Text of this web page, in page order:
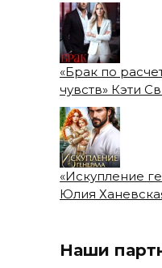
«Брак по
чувств» Кэти
«Искупление
Юлия
Наши